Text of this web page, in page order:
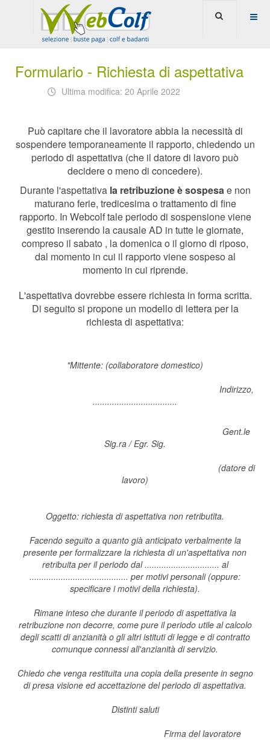
Formulario - Richiesta di aspettativa
Ultima modifica: 20 Aprile 2022
Può capitare che il lavoratore abbia la necessità di
sospendere temporaneamente il rapporto, chiedendo un
periodo di aspettativa (che il datore di lavoro può
decidere o meno di concedere).
Durante l'aspettativa la retribuzione è sospesae non
maturano ferie, tredicesima o trattamento di fine
rapporto. In Webcolf tale periodo di sospensione viene
gestito inserendo la causale AD in tutte le giornate,
compreso il sabato , la domenica o il giorno di riposo,
dal momento in cui il rapporto viene sospeso al
momento in cui riprende.
L'aspettativa dovrebbe essere richiesta in forma scritta.
Di seguito si propone un modello di lettera per la
richiesta di aspettativa:
"Mittente: (collaboratore domestico)
Indirizzo,
...................................
Gent.le
Sig.ra / Egr. Sig.
(datore di
lavoro)
Oggetto: richiesta di aspettativa non retributita.
Facendo seguito a quanto già anticipato verbalmente la
presente per formalizzare la richiesta di un'aspettativa non
retribuita per il periodo dal ............................... al
......................................... per motivi personali (oppure:
specificare i motivi della richiesta).
Rimane inteso che durante il periodo di aspettativa la
retribuzione non decorre, come pure il periodo utile al calcolo
degli scatti di anzianità o gli altri istituti di legge e di contratto
comunque connessi all'anzianità di servizio.
Chiedo che venga restituita una copia della presente in segno
di presa visione ed accettazione del periodo di aspettativa.
Distinti saluti
Firma del lavoratore